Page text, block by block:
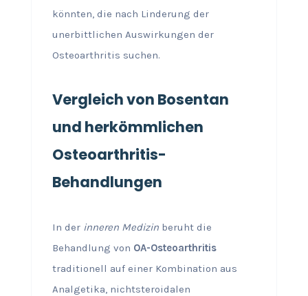
könnten, die nach Linderung der
unerbittlichen Auswirkungen der
Osteoarthritis suchen.
Vergleich von Bosentan
und herkömmlichen
Osteoarthritis-
Behandlungen
In der inneren Medizinberuht die
Behandlung von OA-Osteoarthritis
traditionell auf einer Kombination aus
Analgetika, nichtsteroidalen